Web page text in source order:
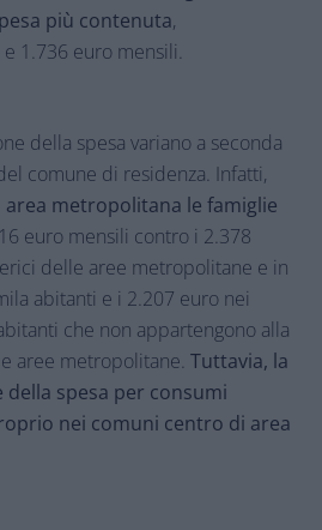
più contenuta,
1.736 euro mensili.
della spesa variano a seconda
comune di residenza. Infatti,
metropolitana le famiglie
euro mensili contro i 2.378
delle aree metropolitane e in
abitanti e i 2.207 euro nei
che non appartengono alla
aree metropolitane. Tuttavia, la
spesa per consumi
nei comuni centro di area